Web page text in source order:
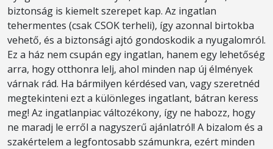
biztonság is kiemelt szerepet kap. Az ingatlan
tehermentes (csak CSOK terheli), így azonnal birtokba
vehető, és a biztonsági ajtó gondoskodik a nyugalomról.
Ez a ház nem csupán egy ingatlan, hanem egy lehetőség
arra, hogy otthonra lelj, ahol minden nap új élmények
várnak rád. Ha bármilyen kérdésed van, vagy szeretnéd
megtekinteni ezt a különleges ingatlant, bátran keress
meg! Az ingatlanpiac változékony, így ne habozz, hogy
ne maradj le erről a nagyszerű ajánlatról! A bizalom és a
szakértelem a legfontosabb számunkra, ezért minden